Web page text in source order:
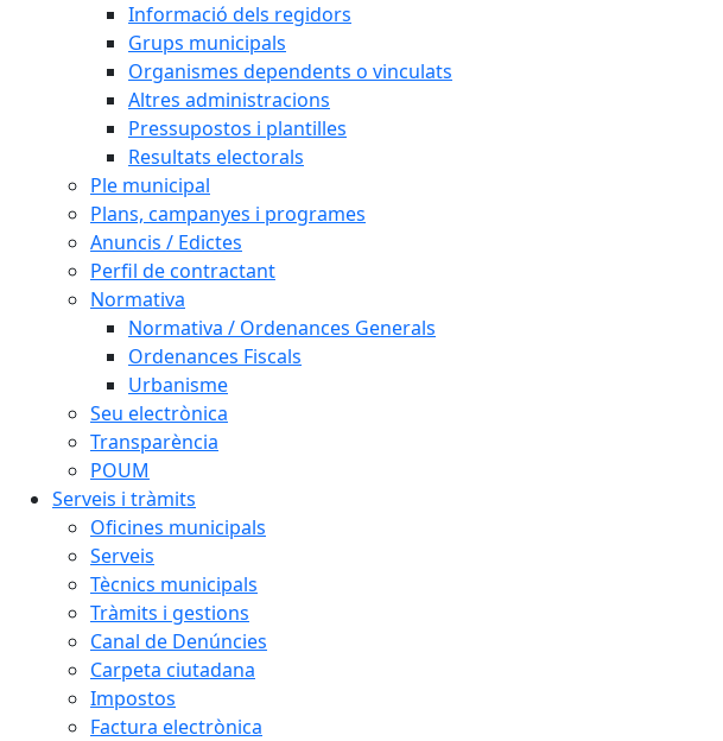
Informació dels regidors
Grups municipals
Organismes dependents o vinculats
Altres administracions
Pressupostos i plantilles
Resultats electorals
Ple municipal
Plans, campanyes i programes
Anuncis / Edictes
Perfil de contractant
Normativa
Normativa / Ordenances Generals
Ordenances Fiscals
Urbanisme
Seu electrònica
Transparència
POUM
Serveis i tràmits
Oficines municipals
Serveis
Tècnics municipals
Tràmits i gestions
Canal de Denúncies
Carpeta ciutadana
Impostos
Factura electrònica